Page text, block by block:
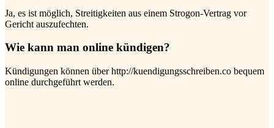
Ja, es ist möglich, Streitigkeiten aus einem Strogon-Vertrag vor
Gericht auszufechten.
Wie kann man online kündigen?
Kündigungen können über http://kuendigungsschreiben.co bequem
online durchgeführt werden.